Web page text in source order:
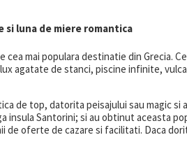
si luna de miere romantica
mai populara destinatie din Grecia.
agatate de stanci, piscine infinite,
de top, datorita peisajului sau magic si
insula Santorini; si au obtinut aceasta
de oferte de cazare si facilitati. Daca